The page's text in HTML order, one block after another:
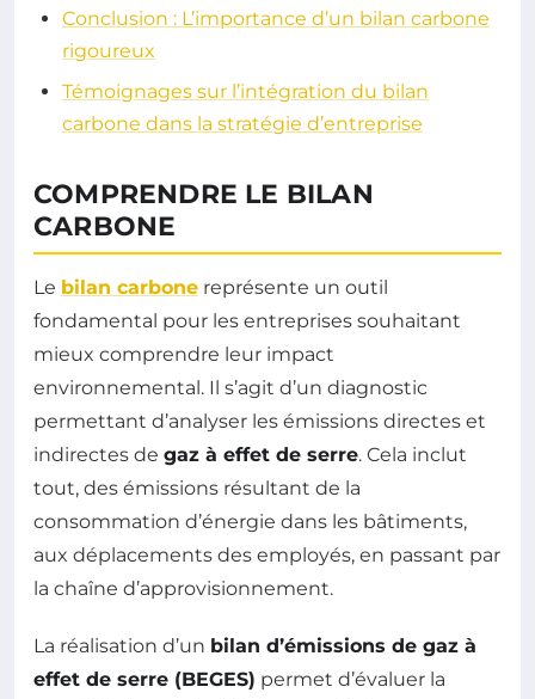
Conclusion : L’importance d’un bilan carbone
rigoureux
Témoignages sur l’intégration du bilan
carbone dans la stratégie d’entreprise
COMPRENDRE LE BILAN
CARBONE
Le bilan carbone représente un outil
fondamental pour les entreprises souhaitant
mieux comprendre leur impact
environnemental. Il s’agit d’un diagnostic
permettant d’analyser les émissions directes et
indirectes de gaz à effet de serre. Cela inclut
tout, des émissions résultant de la
consommation d’énergie dans les bâtiments,
aux déplacements des employés, en passant par
la chaîne d’approvisionnement.
La réalisation d’un bilan d’émissions de gaz à
effet de serre (BEGES) permet d’évaluer la